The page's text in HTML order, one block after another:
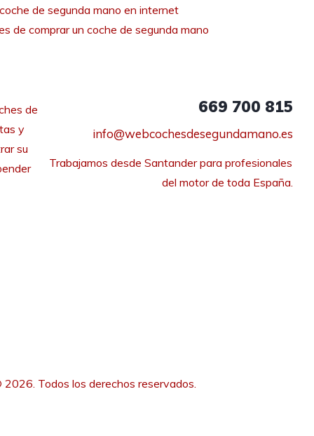
de segunda mano en internet
de comprar un coche de segunda mano
de
y
su
669 700 815
info@webcochesdesegundamano.es
Trabajamos desde Santander para profesionales
del motor de toda España.
Todos los derechos reservados.